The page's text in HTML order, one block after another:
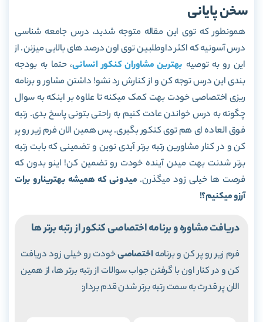
سخن پایانی
همونطور که توی این مقاله متوجه شدید، درس جامعه شناسی
درس آسونیه که اکثر داوطلبین توی اون درصد های بالایی میزنن. از
این رو به توصیه بهترین مشاوران کنکور انسانی، حتما به بودجه
بندی این درس توجه کن و از کنارش رد نشو! داشتن مشاور و برنامه
ریزی اختصاصی خودت بهت کمک میکنه تا علاوه بر اینکه به سوال
چگونه به درس خواندن عادت کنیم به راحتی بتونی پاسخ بدی. رتبه
فوق العاده ای هم توی کنکور بگیری. پس همین الان فرم زیر رو پر
کن و در کنار مشاورین رتبه برتر آیدی نوین و تضمینی که بابت رتبه
برتر شدنت بهت میدن آینده خودت رو تضمین کن! اینو بدون که
فرصت ها خیلی زود میگذرن. میدونی که همیشه بهترینارو برات
آرزو میکنیم؟!
دریافت مشاوره و برنامه اختصاصی کنکور از رتبه برتر ها
فرم زیر رو پر کن و برنامهاختصاصیخودت رو خیلی زود دریافت
کن و در کنار اون با گرفتن جواب سوالات از رتبه برتر ها، از همین
الان پر قدرت به سمت رتبه برتر شدن قدم بردار: